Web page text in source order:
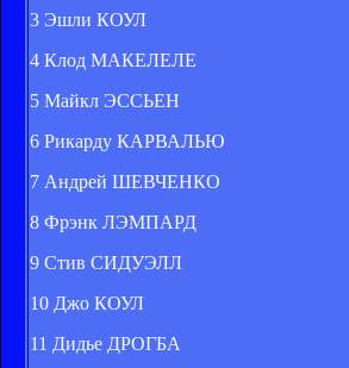
3 Эшли КОУЛ
4 Клод МАКЕЛЕЛЕ
5 Майкл ЭССЬЕН
6 Рикарду КАРВАЛЬЮ
7 Андрей ШЕВЧЕНКО
8 Фрэнк ЛЭМПАРД
9 Стив СИДУЭЛЛ
10 Джо КОУЛ
11 Дидье ДРОГБА